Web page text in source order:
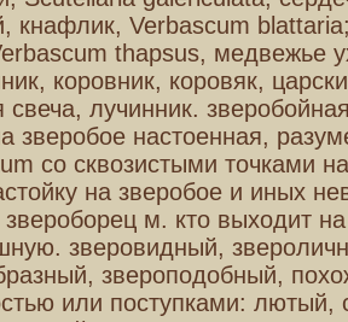
кнафлик, Verbascum
thapsus, медвежье
коровник, коровяк,
свеча, лучинник.
зверобое настоенная,
со сквозистыми точками
на зверобое и иных
звероборец м. кто выходит
зверовидный,
звероподобный,
или поступками: лютый,